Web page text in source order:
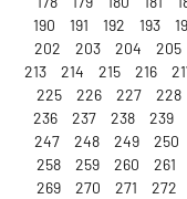
190
191 192 193
202
203 204 205
213
214 215 216
225
226 227 228
236
237 238 239
247
248 249 250
258
259 260 261
269
270 271 272